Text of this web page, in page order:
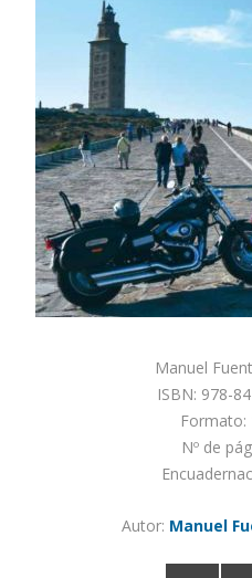
Manuel
ISBN: 978-
Formato:
Nº de
Autor: Manuel